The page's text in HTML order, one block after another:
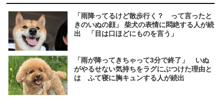
「雨降ってるけど散歩行く？ って言ったと
きのいぬの顔」 柴犬の表情に悶絶する人が続
出 「目は口ほどにものを言う」
「雨が降ってきちゃって3分で終了」 いぬ
がやるせない気持ちをラグにぶつけた理由と
は ふて寝に胸キュンする人が続出